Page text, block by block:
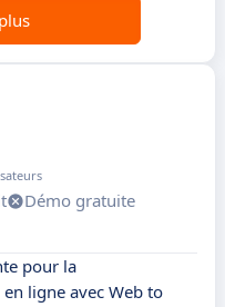
Démo gratuite
pour la
ligne avec Web to